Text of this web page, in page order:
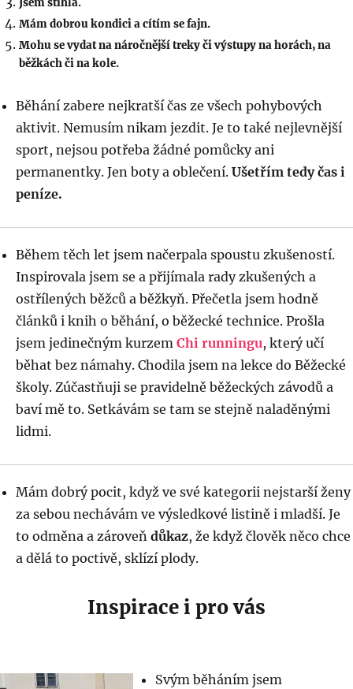
Jsem štíhlá.
Mám dobrou kondici a cítím se fajn.
Mohu se vydat na náročnější treky či výstupy na horách, na
běžkách či na kole.
Běhání zabere nejkratší čas ze všech pohybových
aktivit. Nemusím nikam jezdit. Je to také nejlevnější
sport, nejsou potřeba žádné pomůcky ani
permanentky. Jen boty a oblečení. Ušetřím tedy čas i
peníze.
Během těch let jsem načerpala spoustu zkušeností.
Inspirovala jsem se a přijímala rady zkušených a
ostřílených běžců a běžkyň. Přečetla jsem hodně
článků i knih o běhání, o běžecké technice. Prošla
jsem jedinečným kurzem Chi runningu, který učí
běhat bez námahy. Chodila jsem na lekce do Běžecké
školy. Zúčastňuji se pravidelně běžeckých závodů a
baví mě to. Setkávám se tam se stejně naladěnými
lidmi.
Mám dobrý pocit, když ve své kategorii nejstarší ženy
za sebou nechávám ve výsledkové listině i mladší. Je
to odměna a zároveň důkaz, že když člověk něco chce
a dělá to poctivě, sklízí plody.
Inspirace i pro vás
Svým běháním jsem